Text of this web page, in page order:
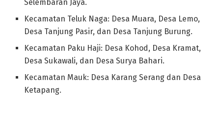
Selembaran Jaya.
Kecamatan Teluk Naga: Desa Muara, Desa Lemo,
Desa Tanjung Pasir, dan Desa Tanjung Burung.
Kecamatan Paku Haji: Desa Kohod, Desa Kramat,
Desa Sukawali, dan Desa Surya Bahari.
Kecamatan Mauk: Desa Karang Serang dan Desa
Ketapang.